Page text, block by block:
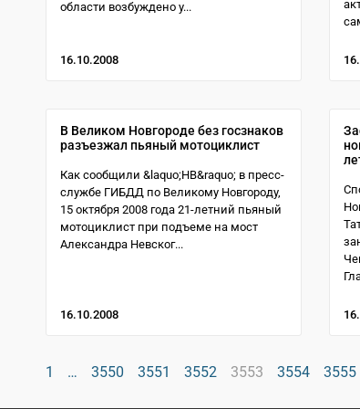
области возбуждено у...
16.10.2008
В Великом Новгороде без госзнаков
разъезжал пьяный мотоциклист
Как сообщили &laquo;НВ&raquo; в пресс-
службе ГИБДД по Великому Новгороду,
15 октября 2008 года 21-летний пьяный
мотоциклист при подъеме на мост
Александра Невског...
16.10.2008
1 … 3550 3551 3552 3553 3554 3555